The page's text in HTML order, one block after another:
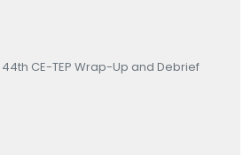
44th CE-TEP Wrap-Up and Debrief